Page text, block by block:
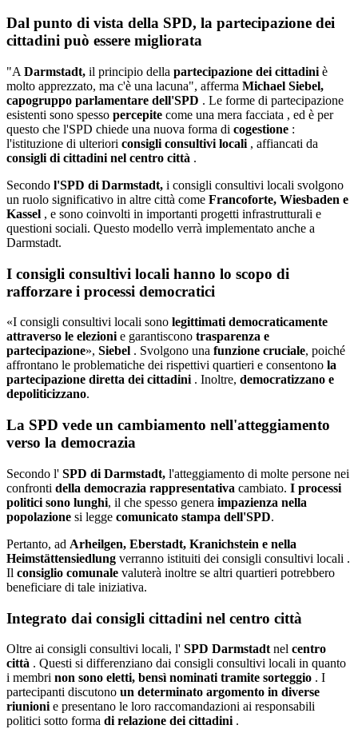
Dal punto di vista della SPD, la partecipazione dei
cittadini può essere migliorata
"A Darmstadt, il principio della partecipazione dei cittadini è
molto apprezzato, ma c'è una lacuna", afferma Michael Siebel,
capogruppo parlamentare dell'SPD . Le forme di partecipazione
esistenti sono spesso percepite come una mera facciata , ed è per
questo che l'SPD chiede una nuova forma di cogestione :
l'istituzione di ulteriori consigli consultivi locali , affiancati da
consigli di cittadini nel centro città .
Secondo l'SPD di Darmstadt, i consigli consultivi locali svolgono
un ruolo significativo in altre città come Francoforte, Wiesbaden e
Kassel , e sono coinvolti in importanti progetti infrastrutturali e
questioni sociali. Questo modello verrà implementato anche a
Darmstadt.
I consigli consultivi locali hanno lo scopo di
rafforzare i processi democratici
«I consigli consultivi locali sono legittimati democraticamente
attraverso le elezionie garantiscono trasparenza e
partecipazione», Siebel . Svolgono una funzione cruciale, poiché
affrontano le problematiche dei rispettivi quartieri e consentono la
partecipazione diretta dei cittadini. Inoltre, democratizzano e
depoliticizzano.
La SPD vede un cambiamento nell'atteggiamento
verso la democrazia
Secondo l' SPD di Darmstadt, l'atteggiamento di molte persone nei
confronti della democrazia rappresentativa cambiato. I processi
politici sono lunghi, il che spesso genera impazienza nella
popolazione si legge comunicato stampa dell'SPD.
Pertanto, ad Arheilgen, Eberstadt, Kranichstein e nella
Heimstättensiedlung verranno istituiti dei consigli consultivi locali .
Il consiglio comunale valuterà inoltre se altri quartieri potrebbero
beneficiare di tale iniziativa.
Integrato dai consigli cittadini nel centro città
Oltre ai consigli consultivi locali, l' SPD Darmstadt nel centro
città . Questi si differenziano dai consigli consultivi locali in quanto
i membri non sono eletti, bensì nominati tramite sorteggio . I
partecipanti discutono un determinato argomento in diverse
riunioni e presentano le loro raccomandazioni ai responsabili
politici sotto forma di relazione dei cittadini .